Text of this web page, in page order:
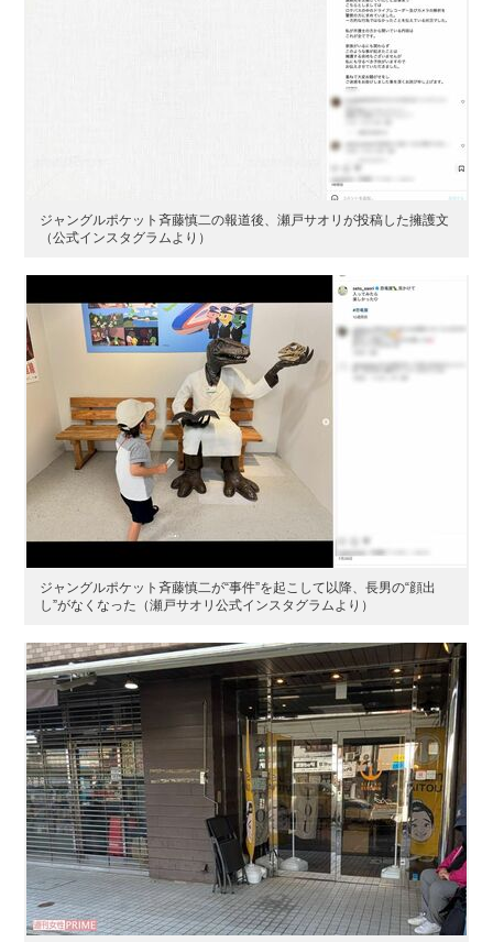
ジャングルポケット斉藤慎二の報道後、瀬戸サオリが投稿した擁護文
（公式インスタグラムより）
ジャングルポケット斉藤慎二が“事件”を起こして以降、長男の“顔出
し”がなくなった（瀬戸サオリ公式インスタグラムより）